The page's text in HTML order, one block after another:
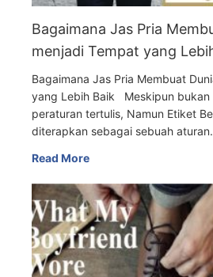
Bagaimana Jas Pria
menjadi Tempat yang
Bagaimana Jas Pria Membuat
yang Lebih Baik Meskipun bukan
peraturan tertulis, Namun Etiket
diterapkan sebagai sebuah
Read More